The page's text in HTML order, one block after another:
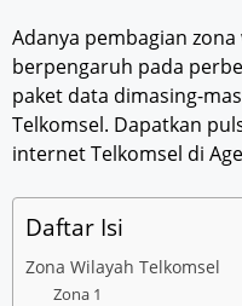
Adanya pembagian
berpengaruh pada
paket data dimasing-
Telkomsel. Dapatkan
internet Telkomsel di
Daftar Isi
Zona Wilayah Telkomsel
Zona 1